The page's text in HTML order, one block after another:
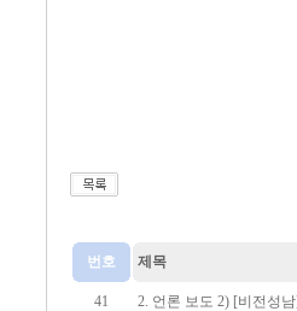
번호 제목
41 2. 언론 보도 2) [비전성